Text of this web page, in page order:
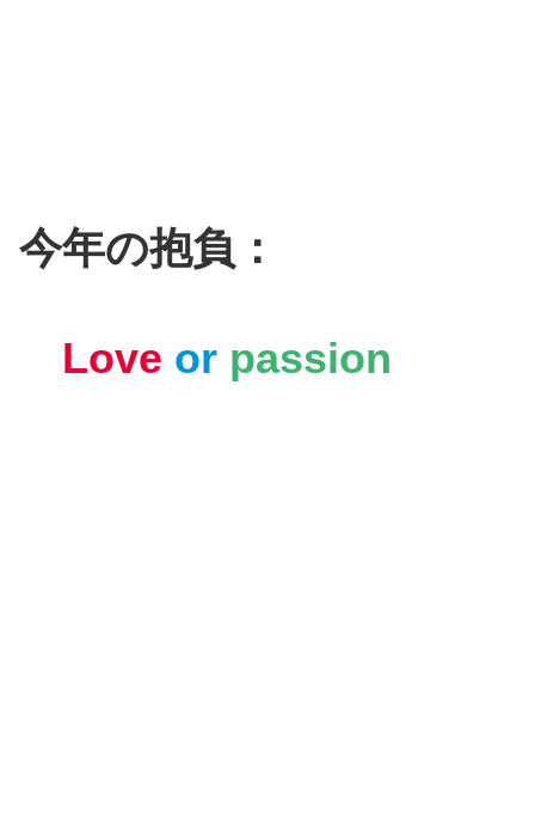
今年の抱負：
Love or passion